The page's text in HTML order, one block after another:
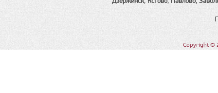
Copyright ©